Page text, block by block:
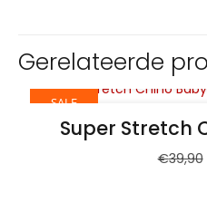
Gerelateerde
SALE
Super Stretch
€39,90